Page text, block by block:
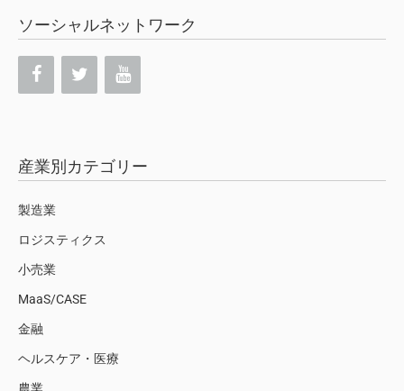
ソーシャルネットワーク
産業別カテゴリー
製造業
ロジスティクス
小売業
MaaS/CASE
金融
ヘルスケア・医療
農業